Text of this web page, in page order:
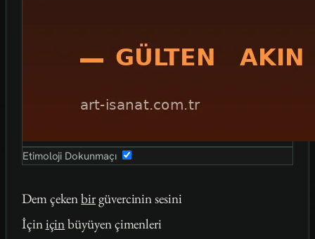
Etimoloji Dokunmaçı
Dem çekenbirgüvercinin sesini
İçiniçinbüyüyen çimenleri